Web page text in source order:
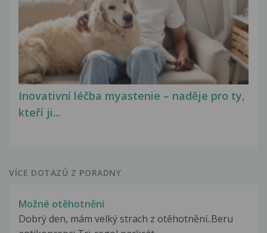
Inovativní léčba myastenie – naděje pro ty,
kteří ji...
VÍCE DOTAZŮ Z PORADNY
Možné otěhotnění
Dobrý den, mám velký strach z otěhotnění..Beru